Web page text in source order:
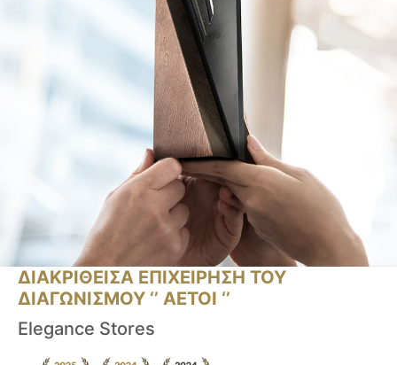
ΔΙΑΚΡΙΘΕΙΣΑ ΕΠΙΧΕΙΡΗΣΗ ΤΟΥ
ΔΙΑΓΩΝΙΣΜΟΥ ‘’ ΑΕΤΟΙ ‘’
Elegance Stores